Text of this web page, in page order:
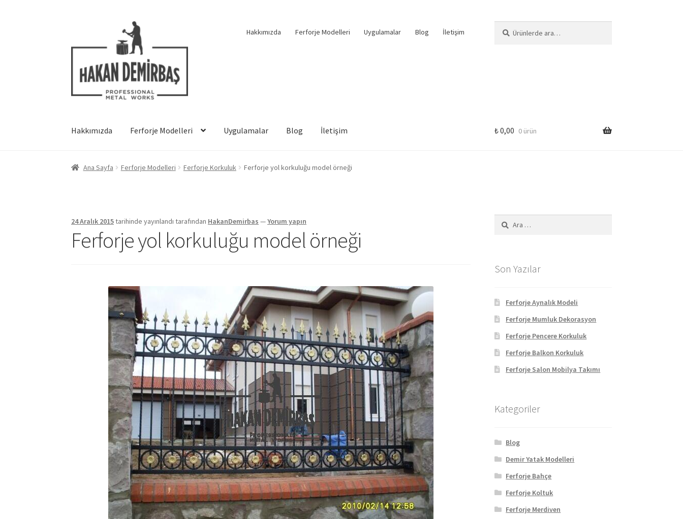
Hakkımızda Ferforje Modelleri Uygulamalar Blog İletişim
Hakkımızda Ferforje Modelleri Uygulamalar Blog İletişim ₺0,00 0 ürün
Ana Sayfa Ferforje Modelleri Ferforje Korkuluk Ferforje yol korkuluğu model örneği
24 Aralık 2015tarihinde yayınlandı tarafından HakanDemirbas —Yorum yapın
Ferforje yol korkuluğu model örneği
Arama:
Son Yazılar
Ferforje Aynalık Modeli
Ferforje Mumluk Dekorasyon
Ferforje Pencere Korkuluk
Ferforje Balkon Korkuluk
Ferforje Salon Mobilya Takımı
Kategoriler
Blog
Demir Yatak Modelleri
Ferforje Bahçe
Ferforje Koltuk
Ferforje Merdiven